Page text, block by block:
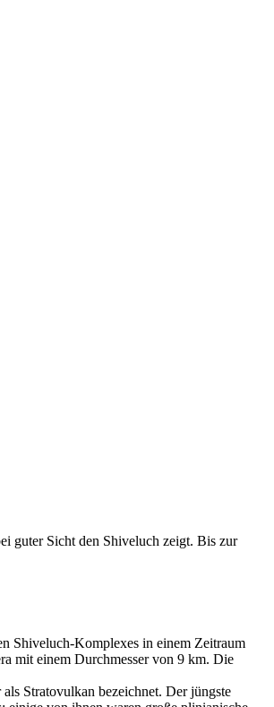
guter Sicht den Shiveluch zeigt. Bis zur
Shiveluch-Komplexes in einem Zeitraum
mit einem Durchmesser von 9 km. Die
Stratovulkan bezeichnet. Der jüngste